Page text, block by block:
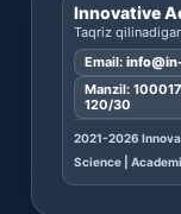
Innovative
Taqriz
Email:
Manzil:
120/30
2021-2026
Science |